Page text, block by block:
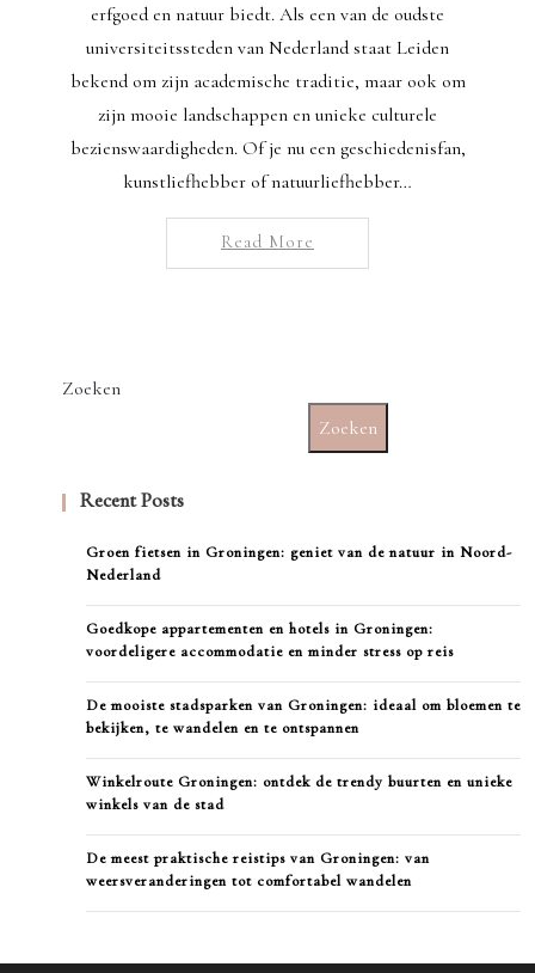
erfgoed en natuur biedt. Als een van de oudste
universiteitssteden van Nederland staat Leiden
bekend om zijn academische traditie, maar ook om
zijn mooie landschappen en unieke culturele
bezienswaardigheden. Of je nu een geschiedenisfan,
kunstliefhebber of natuurliefhebber…
Read More
Zoeken
Zoeken
Recent Posts
Groen fietsen in Groningen: geniet van de natuur in Noord-
Nederland
Goedkope appartementen en hotels in Groningen:
voordeligere accommodatie en minder stress op reis
De mooiste stadsparken van Groningen: ideaal om bloemen te
bekijken, te wandelen en te ontspannen
Winkelroute Groningen: ontdek de trendy buurten en unieke
winkels van de stad
De meest praktische reistips van Groningen: van
weersveranderingen tot comfortabel wandelen